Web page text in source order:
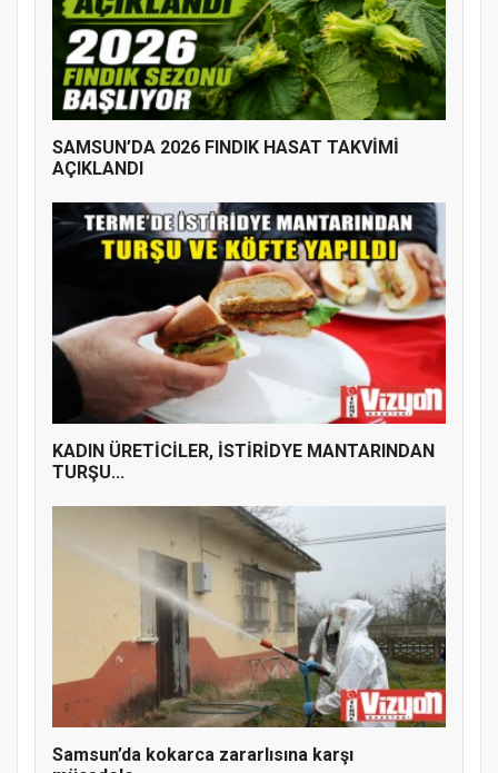
SAMSUN’DA 2026 FINDIK HASAT TAKVİMİ
AÇIKLANDI
KADIN ÜRETİCİLER, İSTİRİDYE MANTARINDAN
TURŞU...
Samsun’da kokarca zararlısına karşı